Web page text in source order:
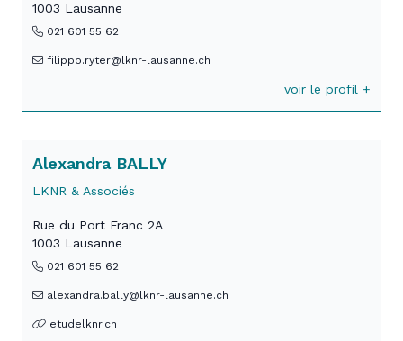
1003 Lausanne
021 601 55 62
filippo.ryter@lknr-lausanne.ch
voir le profil +
Alexandra BALLY
LKNR & Associés
Rue du Port Franc 2A
1003 Lausanne
021 601 55 62
alexandra.bally@lknr-lausanne.ch
etudelknr.ch